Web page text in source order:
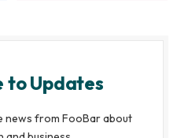
to Updates
news from FooBar about